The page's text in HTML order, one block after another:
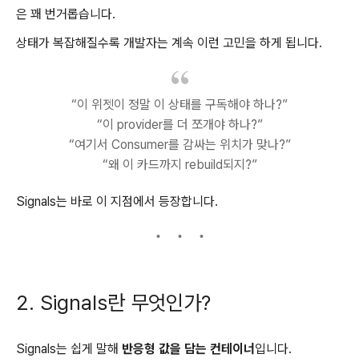
은 꽤 번거롭습니다.
상태가 복잡해질수록 개발자는 계속 이런 고민을 하게 됩니다.
“이 위젯이 정말 이 상태를 구독해야 하나?”
“이 provider를 더 쪼개야 하나?”
“여기서 Consumer를 감싸는 위치가 맞나?”
“왜 이 카드까지 rebuild되지?”
Signals는 바로 이 지점에서 등장합니다.
2. Signals란 무엇인가?
Signals는 쉽게 말해 반응형 값을 담는 컨테이너 입니다.